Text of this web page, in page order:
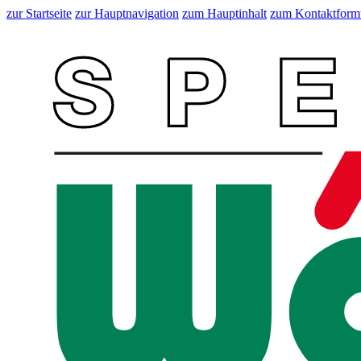
zur Startseite zur Hauptnavigation zum Hauptinhalt zum